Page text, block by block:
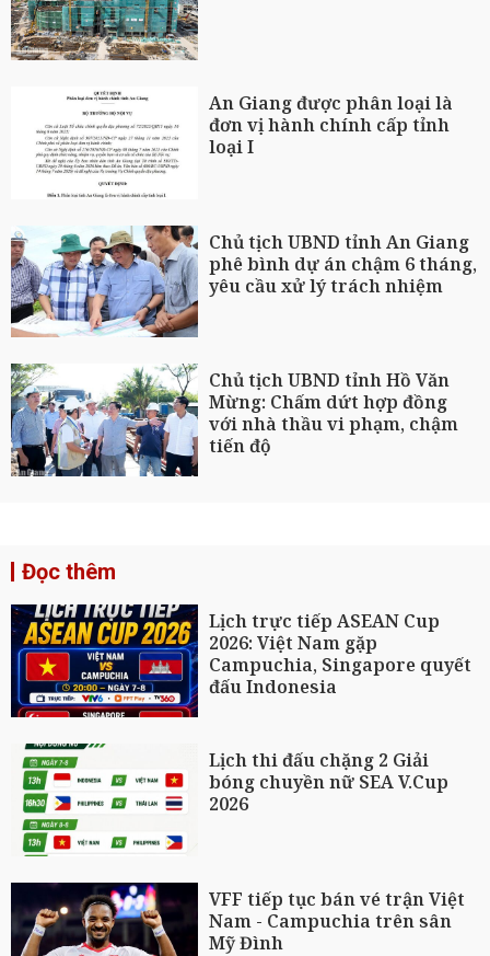
An Giang được phân loại là
đơn vị hành chính cấp tỉnh
loại I
Chủ tịch UBND tỉnh An Giang
phê bình dự án chậm 6 tháng,
yêu cầu xử lý trách nhiệm
Chủ tịch UBND tỉnh Hồ Văn
Mừng: Chấm dứt hợp đồng
với nhà thầu vi phạm, chậm
tiến độ
Đọc thêm
Lịch trực tiếp ASEAN Cup
2026: Việt Nam gặp
Campuchia, Singapore quyết
đấu Indonesia
Lịch thi đấu chặng 2 Giải
bóng chuyền nữ SEA V.Cup
2026
VFF tiếp tục bán vé trận Việt
Nam - Campuchia trên sân
Mỹ Đình